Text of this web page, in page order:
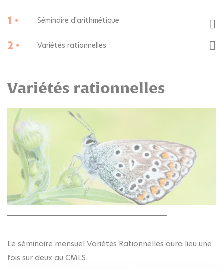
1 • Séminaire d'arithmétique
2 • Variétés rationnelles
Variétés rationnelles
Le séminaire mensuel Variétés Rationnelles aura lieu une
fois sur deux au CMLS.